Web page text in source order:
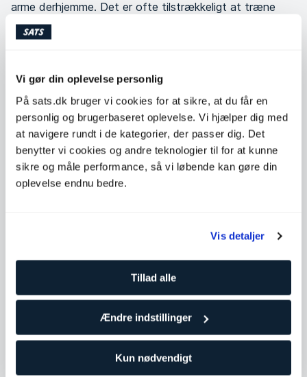
Vi gør din oplevelse personlig
På sats.dk bruger vi cookies for at sikre, at du får en
personlig og brugerbaseret oplevelse. Vi hjælper dig med
at navigere rundt i de kategorier, der passer dig. Det
benytter vi cookies og andre teknologier til for at kunne
sikre og måle performance, så vi løbende kan gøre din
oplevelse endnu bedre.
Vis detaljer
Tillad alle
Ændre indstillinger
Kun nødvendigt
arme derhjemme. Det er ofte tilstrækkeligt at træne
med din egen kropsvægt, men vil du have en ekstra
udfordring, kan du bruge håndvægte, når du laver
i købet. Grunden til dette er, at mange af musklerne i
armene arbejder sammen med hele overkroppen, hvilket
betyder, at du automatisk aktiverer flere muskelgrupper.
SATS Online
KategoriTræning og træningstips
derhjemme – både med og uden vægte. Push-ups er en
klassiker, som du kan klare uden andet udstyr, men øvelser
som hammer curls eller skullcrushers fungerer bedst med et
par håndvægte.
Push-ups
Du er sikkert allerede bekendt med push-ups. Denne